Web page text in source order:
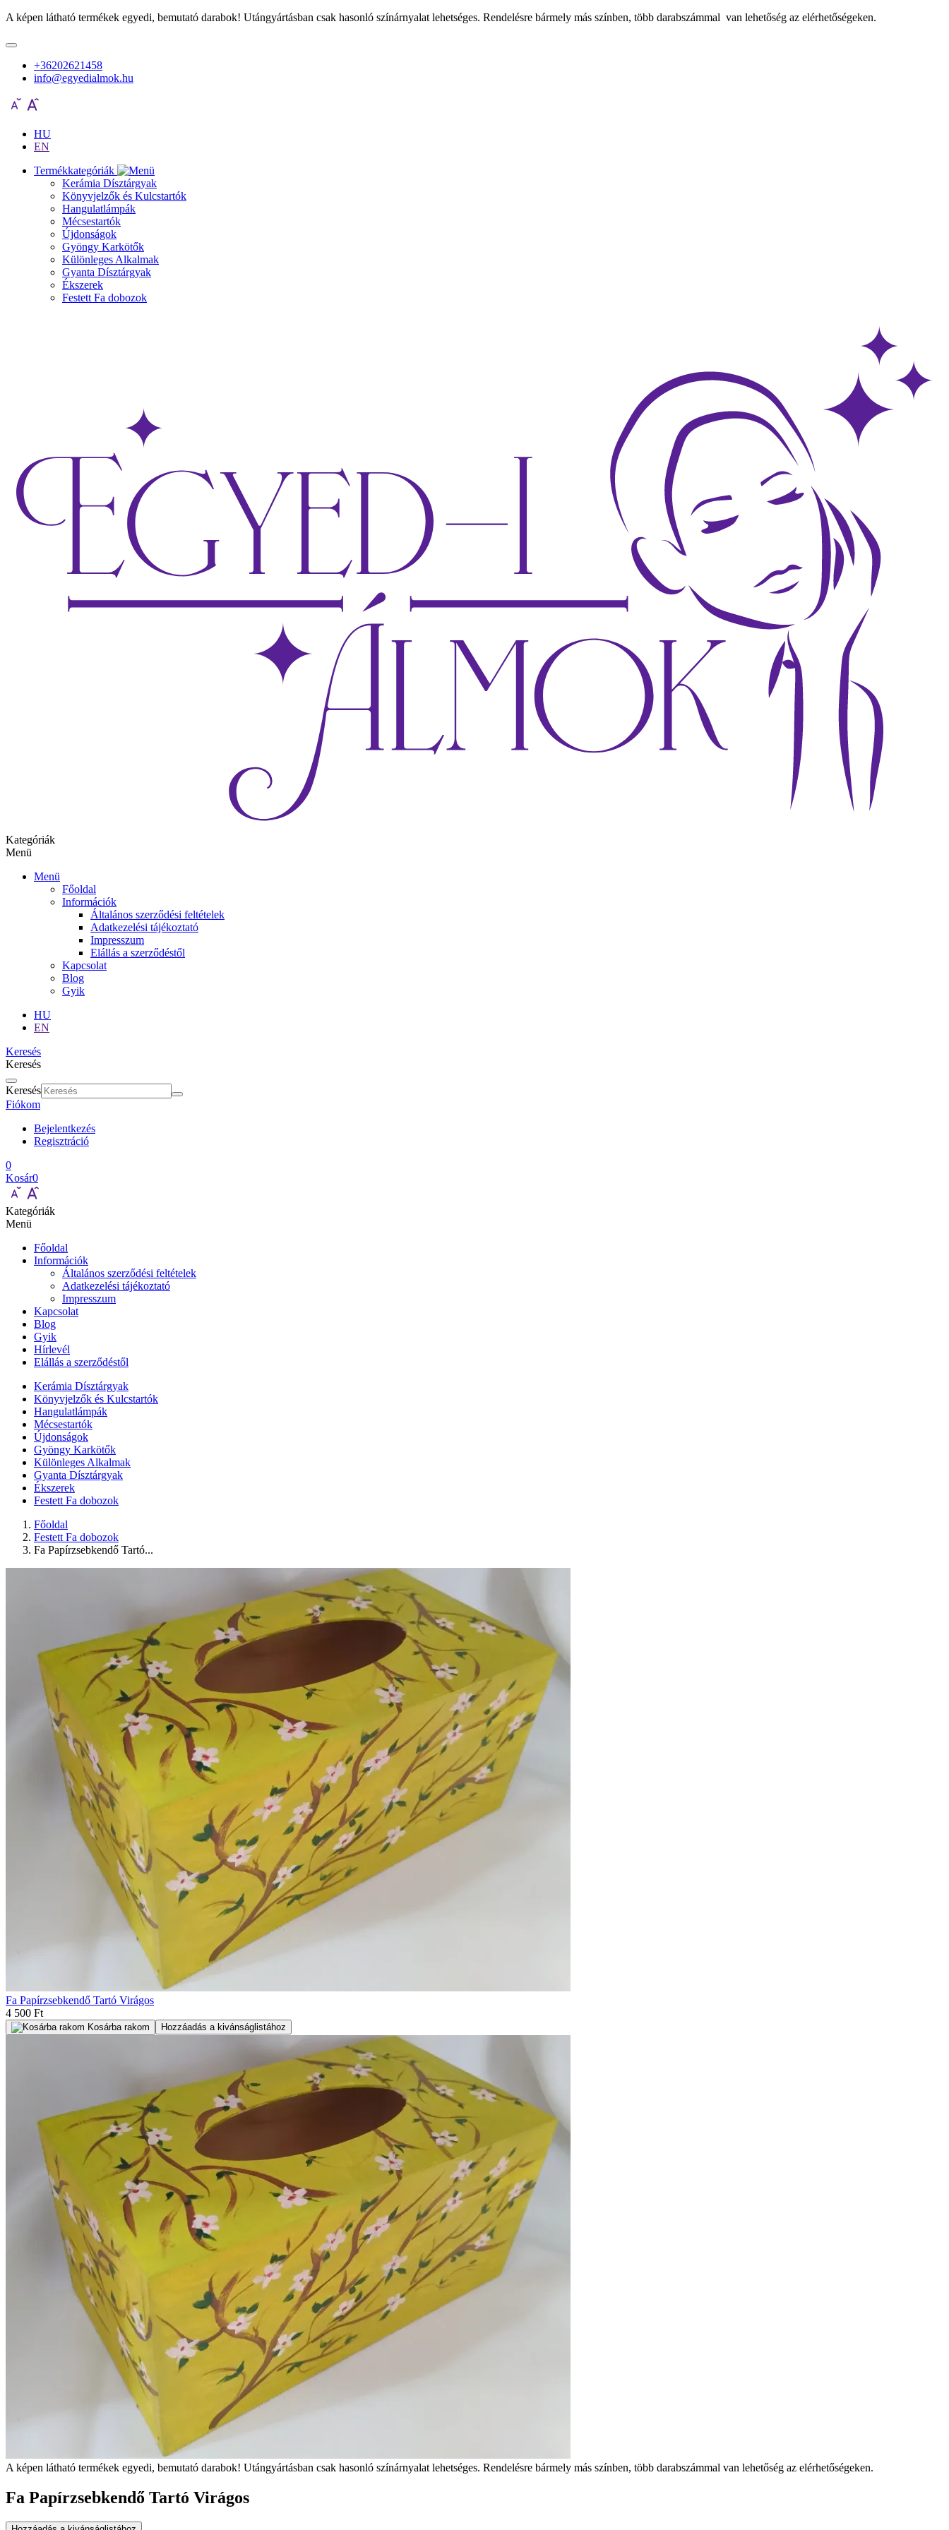
A képen látható termékek egyedi, bemutató darabok! Utángyártásban csak hasonló színárnyalat lehetséges. Rendelésre bármely más színben, több darabszámmal van lehetőség az elérhetőségeken.
+36202621458
info@egyedialmok.hu
HU
EN
Termékkategóriák
Kerámia Dísztárgyak
Könyvjelzők és Kulcstartók
Hangulatlámpák
Mécsestartók
Újdonságok
Gyöngy Karkötők
Különleges Alkalmak
Gyanta Dísztárgyak
Ékszerek
Festett Fa dobozok
Kategóriák
Menü
Menü
Főoldal
Információk
Általános szerződési feltételek
Adatkezelési tájékoztató
Impresszum
Elállás a szerződéstől
Kapcsolat
Blog
Gyik
HU
EN
Keresés
Keresés
Keresés
Fiókom
Bejelentkezés
Regisztráció
0
Kosár0
Kategóriák
Menü
Főoldal
Információk
Általános szerződési feltételek
Adatkezelési tájékoztató
Impresszum
Kapcsolat
Blog
Gyik
Hírlevél
Elállás a szerződéstől
Kerámia Dísztárgyak
Könyvjelzők és Kulcstartók
Hangulatlámpák
Mécsestartók
Újdonságok
Gyöngy Karkötők
Különleges Alkalmak
Gyanta Dísztárgyak
Ékszerek
Festett Fa dobozok
Főoldal
Festett Fa dobozok
Fa Papírzsebkendő Tartó...
Fa Papírzsebkendő Tartó Virágos
4 500 Ft
Kosárba rakom Hozzáadás a kivánságlistához
A képen látható termékek egyedi, bemutató darabok! Utángyártásban csak hasonló színárnyalat lehetséges. Rendelésre bármely más színben, több darabszámmal van lehetőség az elérhetőségeken.
Fa Papírzsebkendő Tartó Virágos